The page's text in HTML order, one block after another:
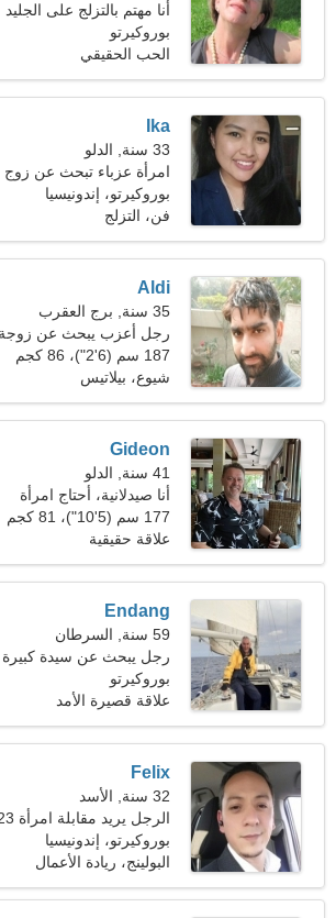
أنا مهتم بالتزلج على الجليد
والتزلج على الجليد
بوروكيرتو
الحب الحقيقي
Ika
33 سنة, الدلو
امرأة عزباء تبحث عن زوج
39-40
بوروكيرتو، إندونيسيا
فن، التزلج
Aldi
35 سنة, برج العقرب
رجل أعزب يبحث عن زوجة
24-32
187 سم (6'2")، 86 كجم
(189 رطلا)
شيوع، بيلاتيس
Gideon
41 سنة, الدلو
أنا صيدلانية، أحتاج امرأة
رائعة
177 سم (5'10")، 81 كجم
(178 رطلا)
علاقة حقيقية
Endang
59 سنة, السرطان
رجل يبحث عن سيدة كبيرة
49-55
بوروكيرتو
علاقة قصيرة الأمد
Felix
32 سنة, الأسد
30
بوروكيرتو، إندونيسيا
البولينج، ريادة الأعمال